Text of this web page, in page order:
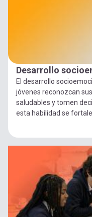
Desarrollo
El desarrollo
jóvenes reconozcan
saludables y tomen
esta habilidad se